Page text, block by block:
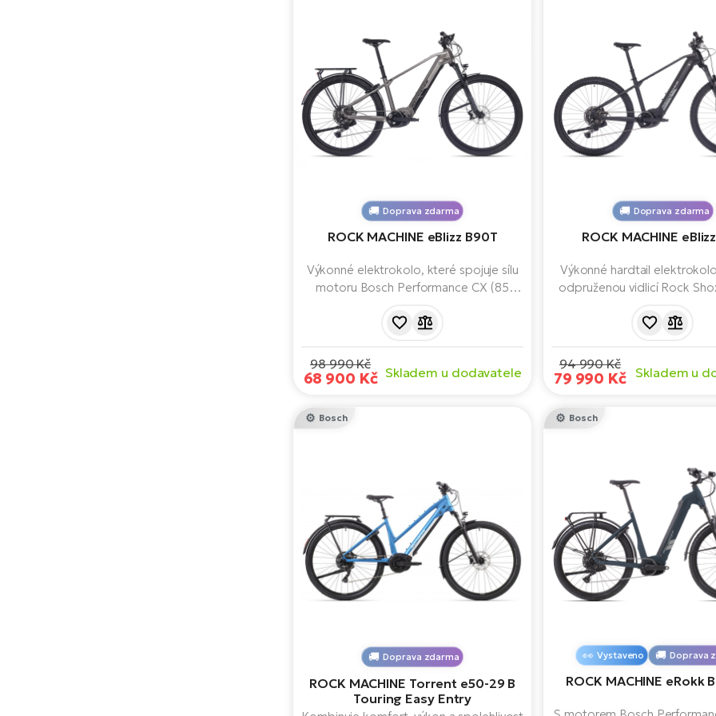
Doprava zdarma
ROCK MACHINE eBlizz B90T
Výkonné elektrokolo, které spojuje sílu
motoru Bosch Performance CX (85
dojezdem a špičkové komponenty
i každodenní jízdu s maximálním
komfortem a spolehlivostí.
98 990 Kč
68 900 Kč Skladem u dodavatele
Doprava zdarma
ROCK MACHINE
Výkonné hardtail
odpruženou vidlicí Rock
motoru BOSCH
kapacitě 750 Wh. Díky
geometrii, robustní konstrukci
terény i svižnou jízdu v
94 990 Kč
79 990 Kč Skladem u
Bosch
Doprava zdarma
ROCK MACHINE Torrent e50-29 B
Touring Easy Entry
Bosch
Vystaveno Doprava
ROCK MACHINE eRokk